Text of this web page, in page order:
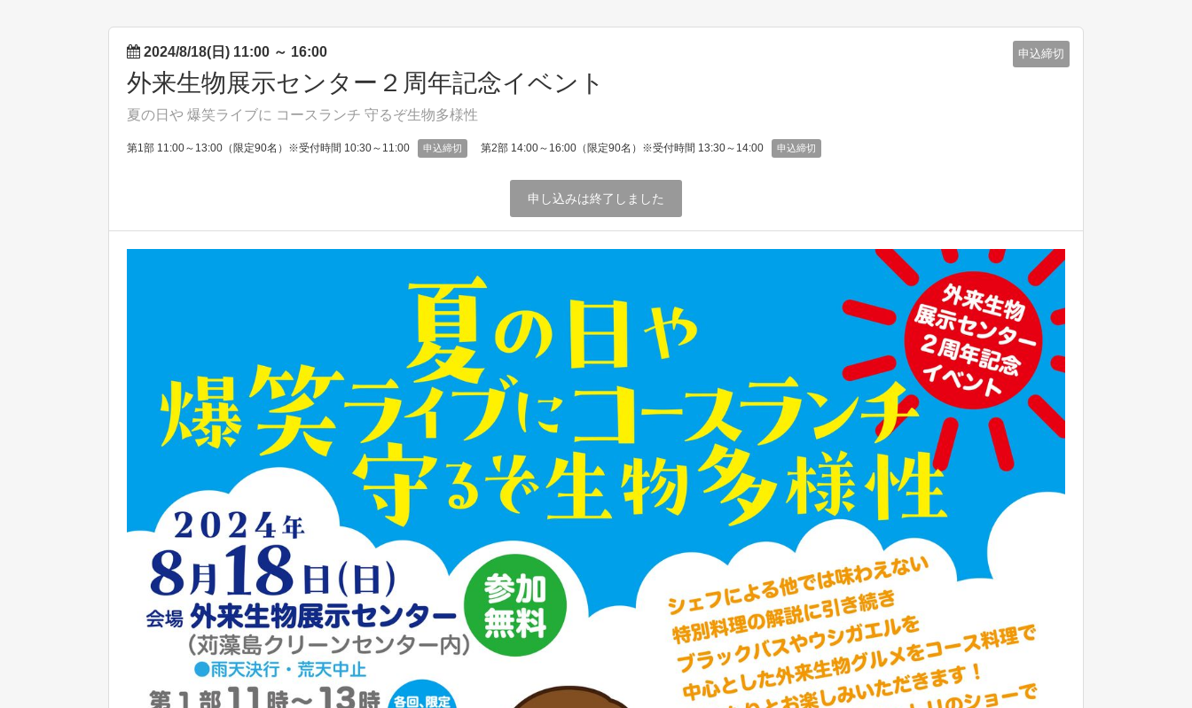
2024/8/18(日) 11:00 ～ 16:00 申込締切
外来生物展示センター２周年記念イベント
夏の日や 爆笑ライブに コースランチ 守るぞ生物多様性
第1部 11:00～13:00（限定90名）※受付時間 10:30～11:00 申込締切 第2部 14:00～16:00（限定90名）※受付時間 13:30～14:00 申込締切
申し込みは終了しました